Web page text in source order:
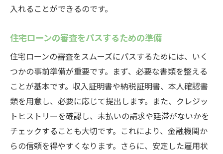
入れることができるのです。
住宅ローンの審査をパスするための準備
住宅ローンの審査をスムーズにパスするためには、いく
つかの事前準備が重要です。まず、必要な書類を整える
ことが基本です。収入証明書や納税証明書、本人確認書
類を用意し、必要に応じて提出します。また、クレジッ
トヒストリーを確認し、未払いの請求や延滞がないかを
チェックすることも大切です。これにより、金融機関か
らの信頼を得やすくなります。さらに、安定した雇用状